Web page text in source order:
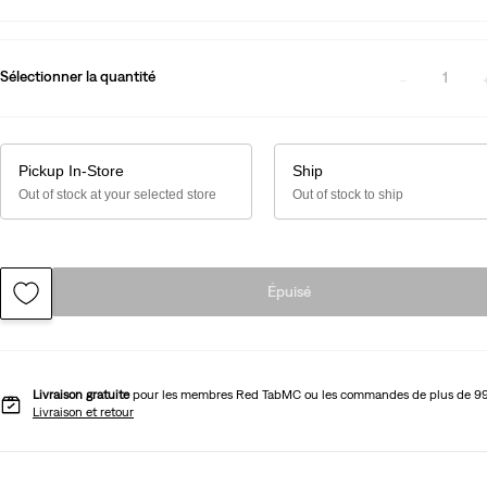
Sélectionner la quantité 1
Pickup In-Store
Out of stock at your selected store
Ship
Out of stock to ship
Épuisé
Livraison gratuitepour les membres Red TabMC ou les commandes de plus de
Livraison et retour